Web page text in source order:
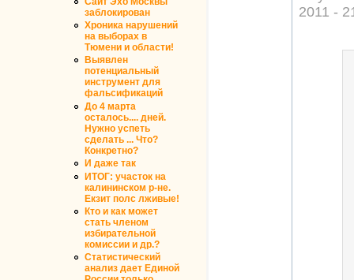
заблокирован
Хроника нарушений
на выборах в
Тюмени и области!
Выявлен
потенциальный
инструмент для
фальсификаций
До 4 марта
осталось.... дней.
Нужно успеть
сделать ... Что?
Конкретно?
И даже так
ИТОГ: участок на
калининском р-не.
Екзит полс лживые!
Кто и как может
стать членом
избирательной
комиссии и др.?
Статистический
анализ дает Единой
2011 -